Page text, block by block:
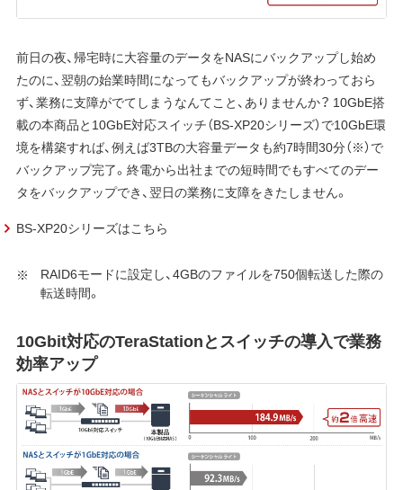
前日の夜、帰宅時に大容量のデータをNASにバックアップし始め
たのに、翌朝の始業時間になってもバックアップが終わっておら
ず、業務に支障がでてしまうなんてこと、ありませんか？ 10GbE搭
載の本商品と10GbE対応スイッチ（BS-XP20シリーズ）で10GbE環
境を構築すれば、例えば3TBの大容量データも約7時間30分（※）で
バックアップ完了。終電から出社までの短時間でもすべてのデー
タをバックアップでき、翌日の業務に支障をきたしません。
BS-XP20シリーズはこちら
RAID6モードに設定し、4GBのファイルを750個転送した際の
転送時間。
10Gbit対応のTeraStationとスイッチの導入で業務
効率アップ